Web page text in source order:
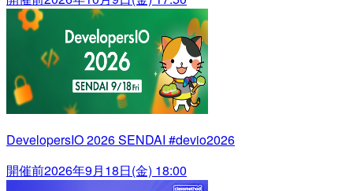
DevelopersIO 2026 SENDAI #devio2026
開催前2026年9月18日(金) 18:00